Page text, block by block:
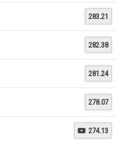
283.21
282.38
281.24
278.07
 274.13